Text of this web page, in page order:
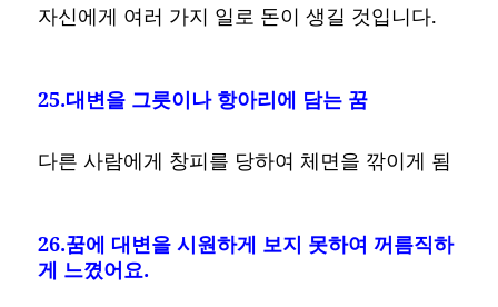
자신에게 여러 가지 일로 돈이 생길 것입니다.
25.대변을 그릇이나 항아리에 담는 꿈
다른 사람에게 창피를 당하여 체면을 깎이게 됨
26.꿈에 대변을 시원하게 보지 못하여 꺼름직하
게 느꼈어요.